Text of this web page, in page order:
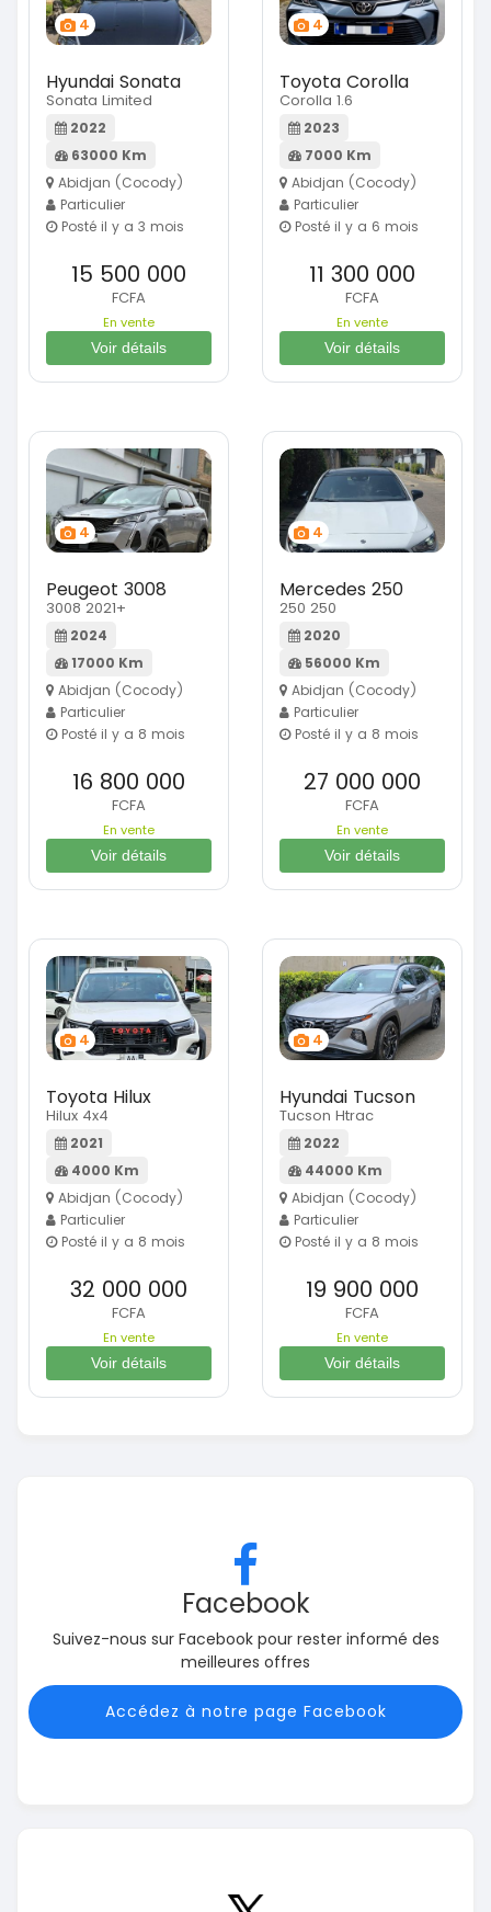
4
Hyundai Sonata
Sonata Limited
2022
63000 Km
Abidjan (Cocody)
Particulier
Posté il y a 3 mois
15 500 000
FCFA
En vente
Voir détails
4
Toyota Corolla
Corolla 1.6
2023
7000 Km
Abidjan (Cocody)
Particulier
Posté il y a 6 mois
11 300 000
FCFA
En vente
Voir détails
4
Peugeot 3008
3008 2021+
2024
17000 Km
Abidjan (Cocody)
Particulier
Posté il y a 8 mois
16 800 000
FCFA
En vente
Voir détails
4
Mercedes 250
250 250
2020
56000 Km
Abidjan (Cocody)
Particulier
Posté il y a 8 mois
27 000 000
FCFA
En vente
Voir détails
4
Toyota Hilux
Hilux 4x4
2021
4000 Km
Abidjan (Cocody)
Particulier
Posté il y a 8 mois
32 000 000
FCFA
En vente
Voir détails
4
Hyundai Tucson
Tucson Htrac
2022
44000 Km
Abidjan (Cocody)
Particulier
Posté il y a 8 mois
19 900 000
FCFA
En vente
Voir détails
Facebook
Suivez-nous sur Facebook pour rester informé des
meilleures offres
Accédez à notre page Facebook